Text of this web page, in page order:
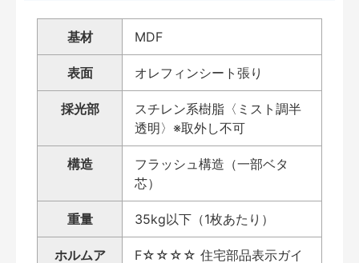
基材 MDF
表面 オレフィンシート張り
採光部
スチレン系樹脂〈ミスト調半
透明〉※取外し不可
構造
フラッシュ構造（一部ベタ
芯）
重量 35kg以下（1枚あたり）
ホルムア
F☆☆☆☆ 住宅部品表示ガイ